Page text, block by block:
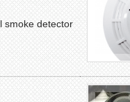
smoke detector